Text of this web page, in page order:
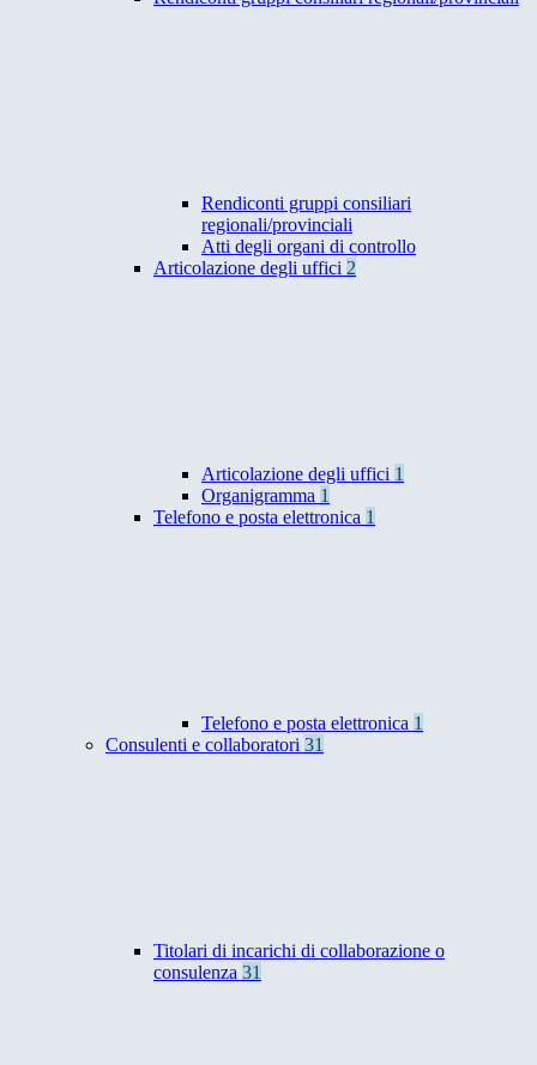
Rendiconti gruppi consiliari
regionali/provinciali
Atti degli organi di controllo
Articolazione degli uffici 2
Articolazione degli uffici 1
Organigramma 1
Telefono e posta elettronica 1
Telefono e posta elettronica 1
Consulenti e collaboratori 31
Titolari di incarichi di collaborazione o
consulenza 31